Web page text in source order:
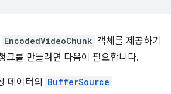
EncodedVideoChunk 객체를 제공하기
크를 만들려면 다음이 필요합니다.
데이터의 BufferSource